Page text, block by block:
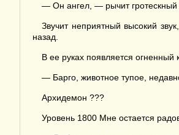
— Он ангел, — рычит
Звучит неприятный высокий
назад.
В ее руках появляется
— Барго, животное тупое,
Архидемон ???
Уровень 1800 Мне остается